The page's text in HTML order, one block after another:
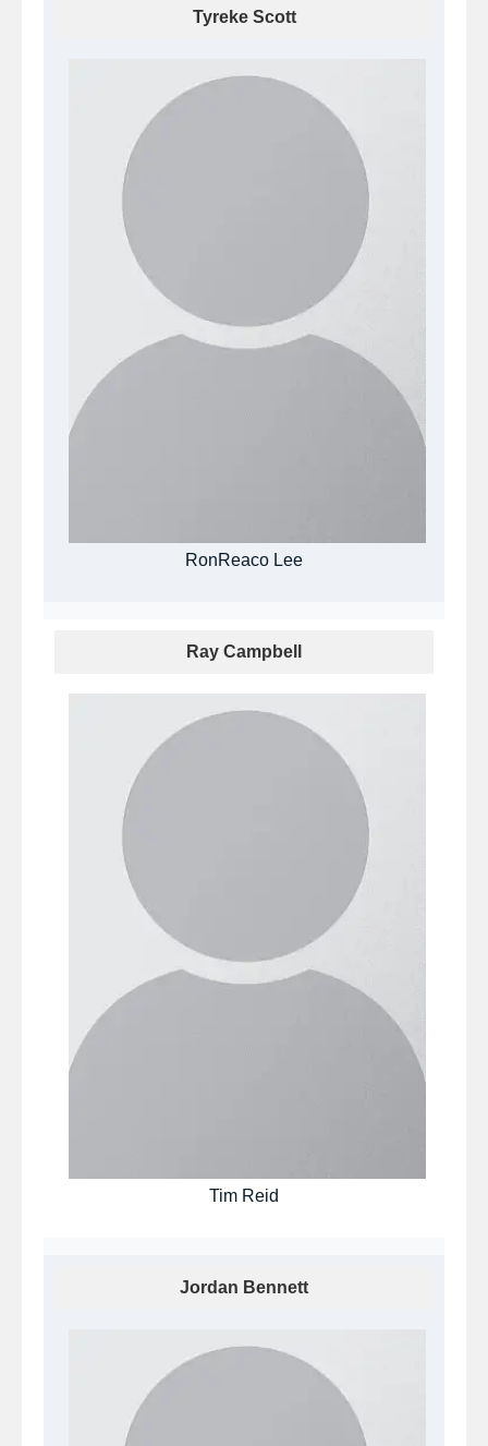
Tyreke Scott
RonReaco Lee
Ray Campbell
Tim Reid
Jordan Bennett